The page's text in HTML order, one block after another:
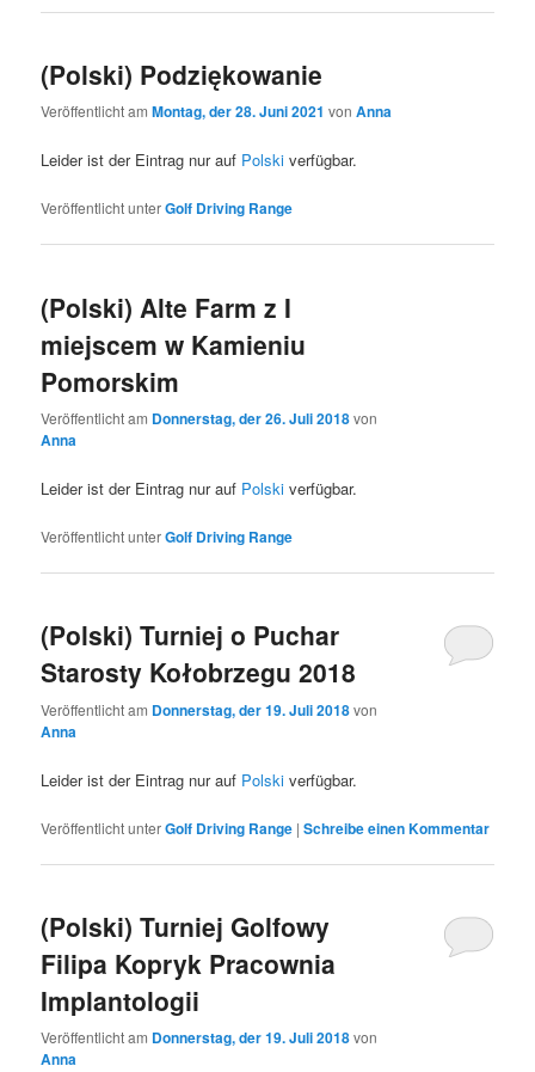
(Polski) Podziękowanie
Veröffentlicht amMontag, der 28. Juni 2021 vonAnna
Leider ist der Eintrag nur auf Polski verfügbar.
Veröffentlicht unterGolf Driving Range
(Polski) Alte Farm z I
miejscem w Kamieniu
Pomorskim
Veröffentlicht am Donnerstag, der 26. Juli 2018von
Anna
Leider ist der Eintrag nur auf Polski verfügbar.
Veröffentlicht unterGolf Driving Range
(Polski) Turniej o Puchar
Starosty Kołobrzegu 2018
Veröffentlicht am Donnerstag, der 19. Juli 2018von
Anna
Leider ist der Eintrag nur auf Polski verfügbar.
Veröffentlicht unterGolf Driving Range |Schreibe einen Kommentar
(Polski) Turniej Golfowy
Filipa Kopryk Pracownia
Implantologii
Veröffentlicht am Donnerstag, der 19. Juli 2018von
Anna